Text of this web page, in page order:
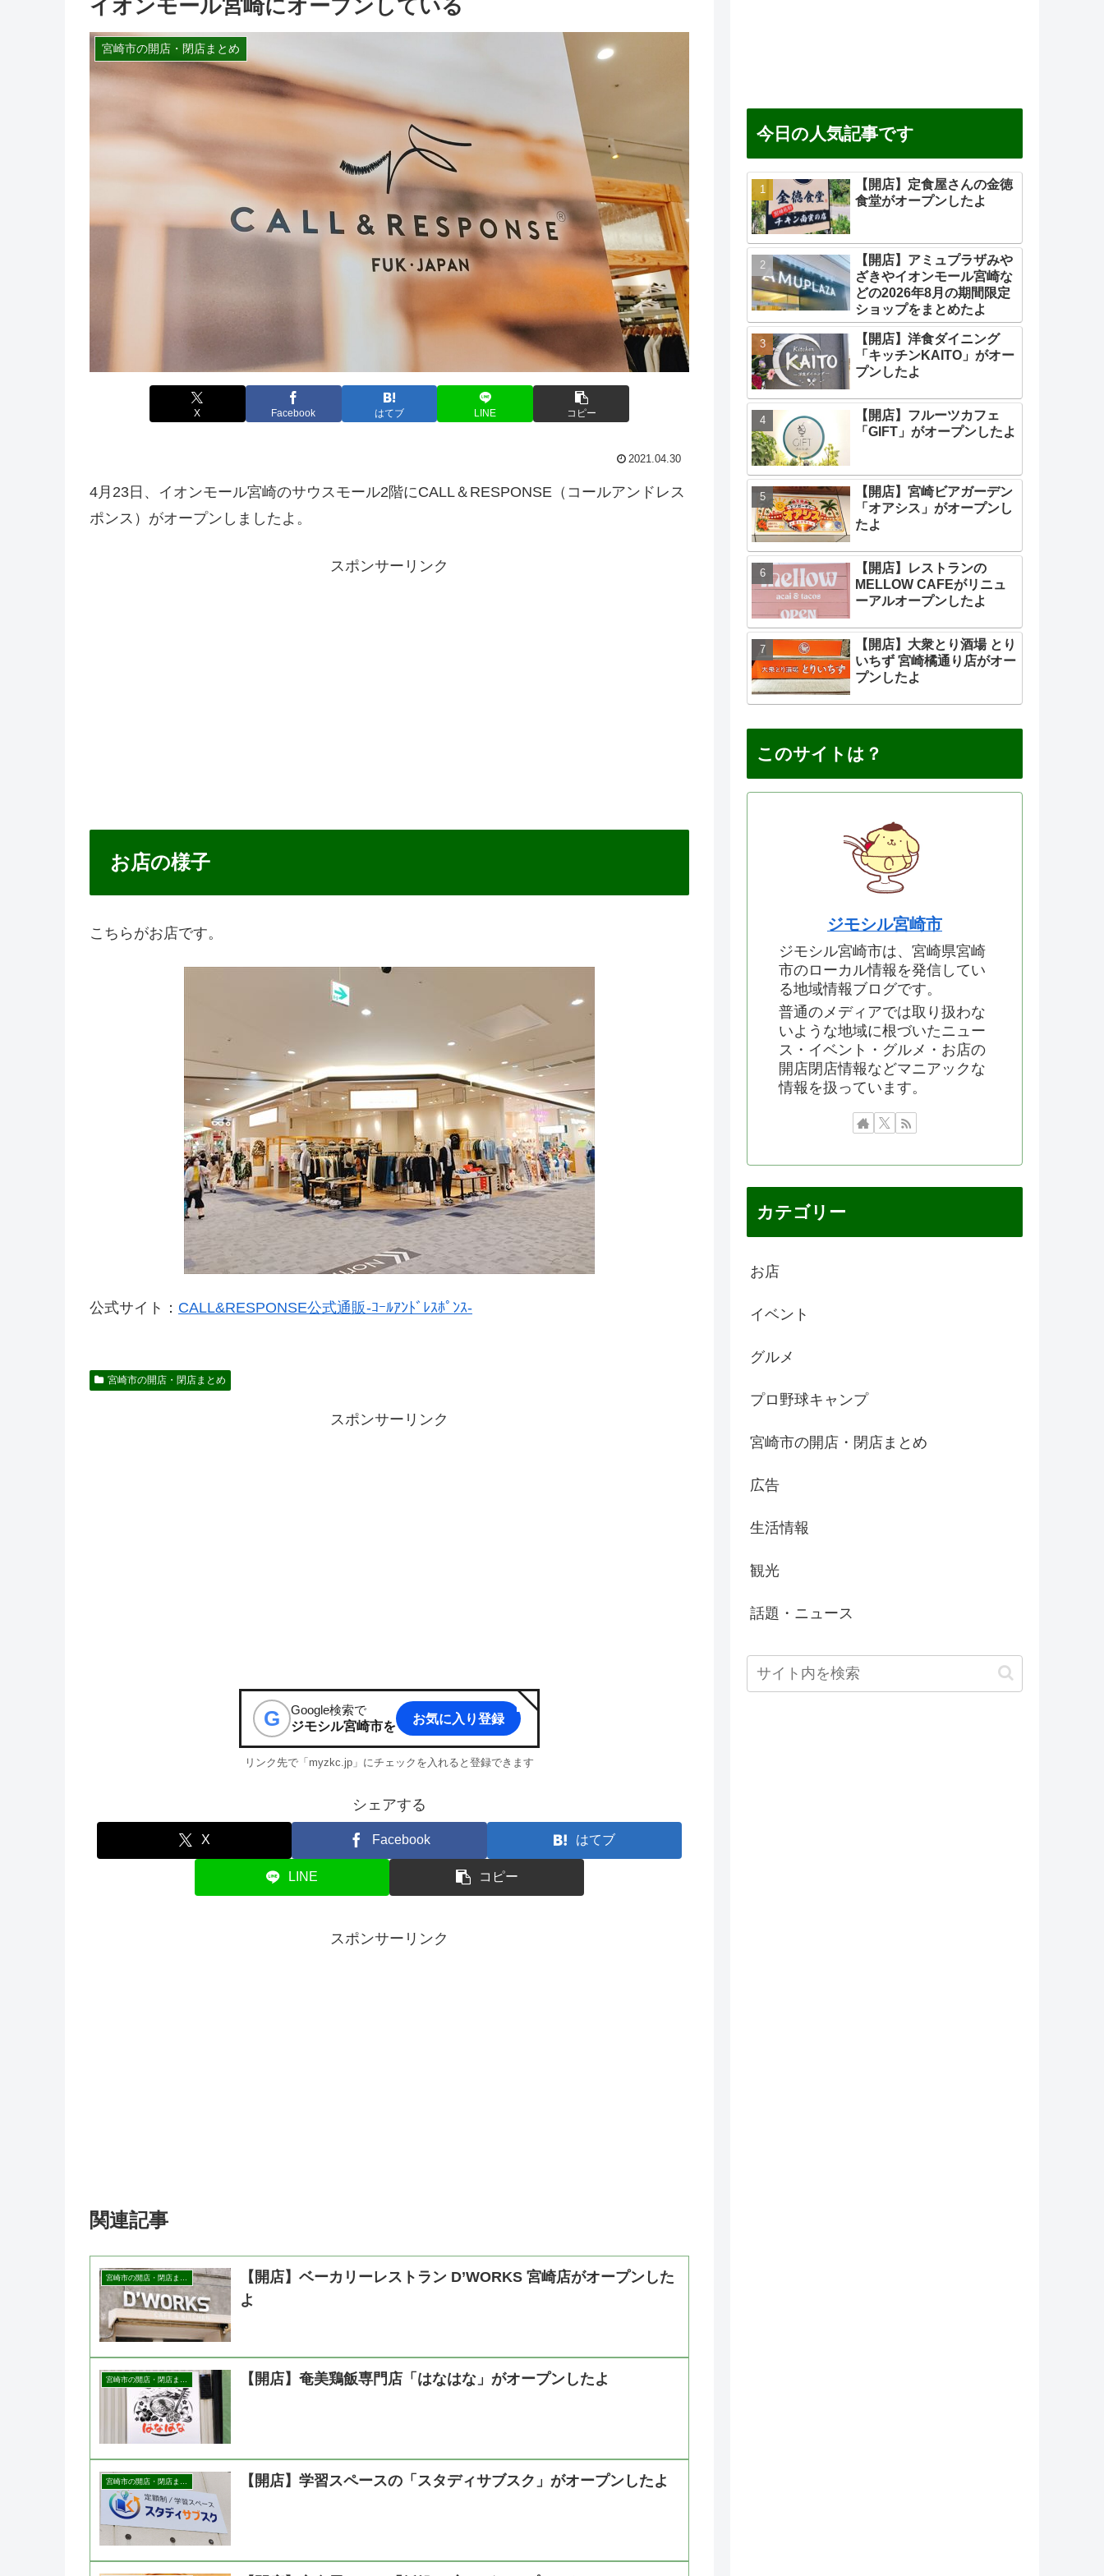
イオンモール宮崎にオープンしている
宮崎市の開店・閉店まとめ
X Facebook はてブ LINE コピー
2021.04.30
4月23日、イオンモール宮崎のサウスモール2階にCALL＆RESPONSE（コールアンドレス
ポンス）がオープンしましたよ。
スポンサーリンク
お店の様子
こちらがお店です。
公式サイト： CALL&RESPONSE公式通販-ｺｰﾙｱﾝﾄﾞﾚｽﾎﾟﾝｽ-
宮崎市の開店・閉店まとめ
スポンサーリンク
G
Google検索で
ジモシル宮崎市を
お気に入り登録
リンク先で「myzkc.jp」にチェックを入れると登録できます
シェアする
X Facebook はてブ
LINE コピー
スポンサーリンク
関連記事
宮崎市の開店・閉店まとめ
【開店】ベーカリーレストラン D’WORKS 宮崎店がオープンした
よ
宮崎市の開店・閉店まとめ 【開店】奄美鶏飯専門店「はなはな」がオープンしたよ
宮崎市の開店・閉店まとめ 【開店】学習スペースの「スタディサブスク」がオープンしたよ
今日の人気記事です
【開店】定食屋さんの金徳
食堂がオープンしたよ
【開店】アミュプラザみや
ざきやイオンモール宮崎な
どの2026年8月の期間限定
ショップをまとめたよ
【開店】洋食ダイニング
「キッチンKAITO」がオー
プンしたよ
【開店】フルーツカフェ
「GIFT」がオープンしたよ
【開店】宮崎ビアガーデン
「オアシス」がオープンし
たよ
【開店】レストランの
MELLOW CAFEがリニュ
ーアルオープンしたよ
【開店】大衆とり酒場 とり
いちず 宮崎橘通り店がオー
プンしたよ
このサイトは？
ジモシル宮崎市
ジモシル宮崎市は、宮崎県宮崎
市のローカル情報を発信してい
る地域情報ブログです。
普通のメディアでは取り扱わな
いような地域に根づいたニュー
ス・イベント・グルメ・お店の
開店閉店情報などマニアックな
情報を扱っています。
カテゴリー
お店
イベント
グルメ
プロ野球キャンプ
宮崎市の開店・閉店まとめ
広告
生活情報
観光
話題・ニュース